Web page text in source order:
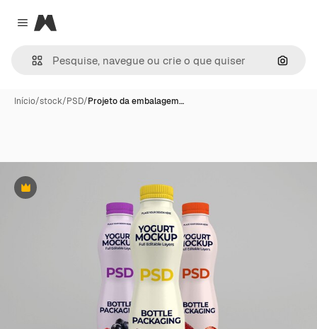
Close menu
Magnific
Início/stock/PSD/Projeto da embalagem…
Premium